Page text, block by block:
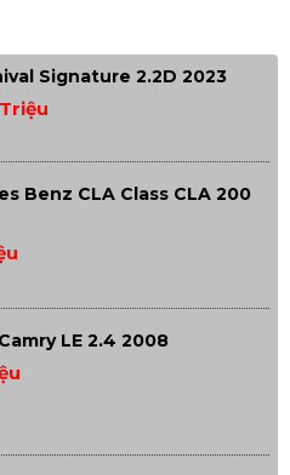
Signature 2.2D 2023
Benz CLA Class CLA 200
LE 2.4 2008